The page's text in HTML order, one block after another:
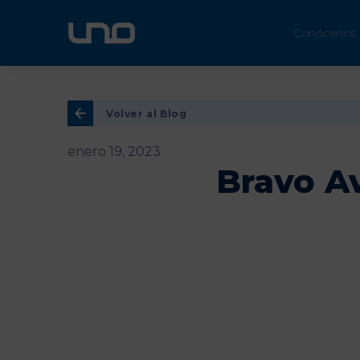
Conócenos
Volver al Blog
enero 19, 2023
Bravo